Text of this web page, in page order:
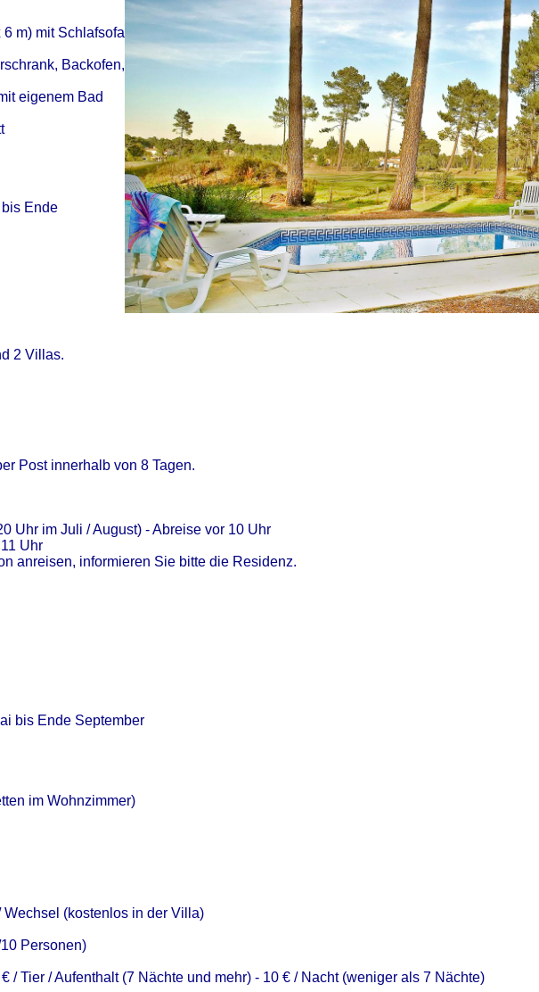
m) mit Schlafsofa
Backofen,
eigenem Bad
Ende
2 Villas.
Post innerhalb von 8 Tagen.
Uhr im Juli / August) - Abreise vor 10 Uhr
Uhr
anreisen, informieren Sie bitte die Residenz.
bis Ende September
im Wohnzimmer)
(kostenlos in der Villa)
Personen)
/ Tier / Aufenthalt (7 Nächte und mehr) - 10 € / Nacht (weniger als 7 Nächte)